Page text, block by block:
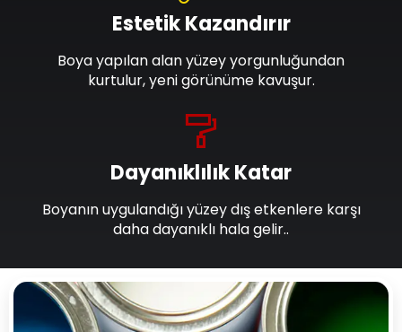
Dayanıklılık Katar
Boyanın uygulandığı yüzey dış etkenlere karşı
daha dayanıklı hala gelir..
Estetik Kazandırır
Boya yapılan alan yüzey yorgunluğundan
kurtulur, yeni görünüme kavuşur.